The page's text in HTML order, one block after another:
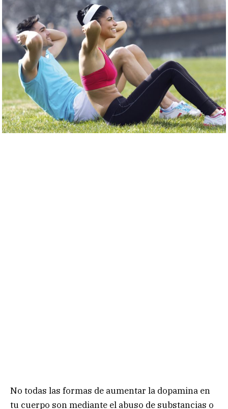
No todas las formas de aumentar la dopamina en
tu cuerpo son mediante el abuso de substancias o